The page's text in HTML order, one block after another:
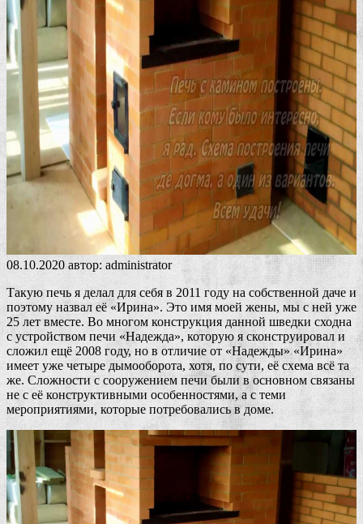
08.10.2020 автор: administrator
Такую печь я делал для себя в 2011 году на собственной даче и
поэтому назвал её «Ирина». Это имя моей жены, мы с ней уже
25 лет вместе. Во многом конструкция данной шведки сходна
с устройством печи «Надежда», которую я сконструировал и
сложил ещё 2008 году, но в отличие от «Надежды» «Ирина»
имеет уже четыре дымооборота, хотя, по сути, её схема всё та
же. Сложности с сооружением печи были в основном связаны
не с её конструктивными особенностями, а с теми
мероприятиями, которые потребовались в доме.